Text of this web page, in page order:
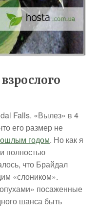
Falls. «Вылез» в 4
его размер не
годом. Но как я
полностью
что Брайдал
«слоником».
посаженные
шанса быть